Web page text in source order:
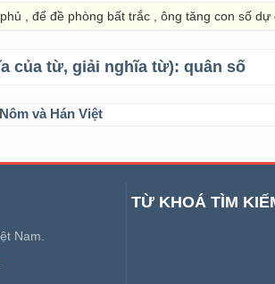
, để đề phòng bất trắc , ông tăng con số dự
của từ, giải nghĩa từ): quân số
và Hán Việt
Nam.
TỪ KHOÁ TÌM